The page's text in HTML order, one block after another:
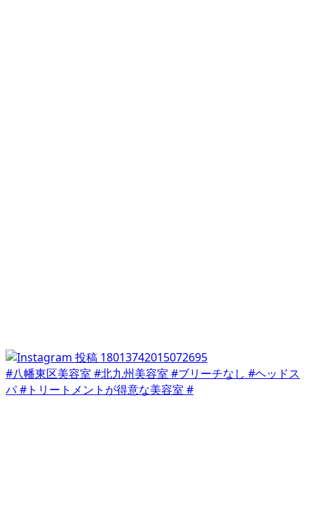
#八幡東区美容室 #北九州美容室 #ブリーチなし #ヘッドス
パ #トリートメントが得意な美容室 #